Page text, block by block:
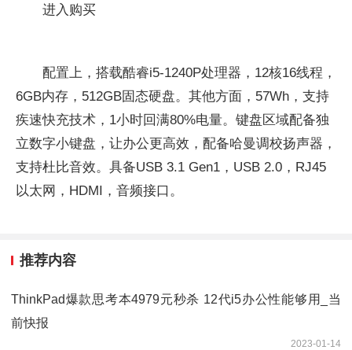
进入购买
配置上，搭载酷睿i5-1240P处理器，12核16线程，
6GB内存，512GB固态硬盘。其他方面，57Wh，支持
疾速快充技术，1小时回满80%电量。键盘区域配备独
立数字小键盘，让办公更高效，配备哈曼调校扬声器，
支持杜比音效。具备USB 3.1 Gen1，USB 2.0，RJ45
以太网，HDMI，音频接口。
推荐内容
ThinkPad爆款思考本4979元秒杀 12代i5办公性能够用_当
前快报
2023-01-14